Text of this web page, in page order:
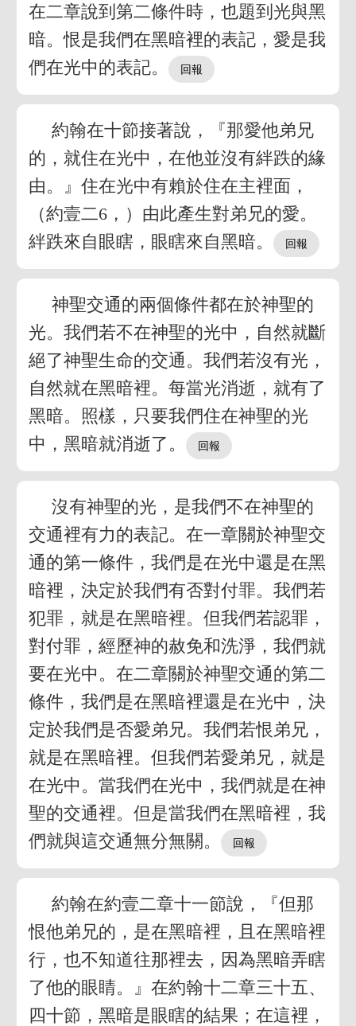
在二章說到第二條件時，也題到光與黑
暗。恨是我們在黑暗裡的表記，愛是我
們在光中的表記。
約翰在十節接著說，『那愛他弟兄
的，就住在光中，在他並沒有絆跌的緣
由。』住在光中有賴於住在主裡面，
（約壹二6，）由此產生對弟兄的愛。
絆跌來自眼瞎，眼瞎來自黑暗。
神聖交通的兩個條件都在於神聖的
光。我們若不在神聖的光中，自然就斷
絕了神聖生命的交通。我們若沒有光，
自然就在黑暗裡。每當光消逝，就有了
黑暗。照樣，只要我們住在神聖的光
中，黑暗就消逝了。
沒有神聖的光，是我們不在神聖的
交通裡有力的表記。在一章關於神聖交
通的第一條件，我們是在光中還是在黑
暗裡，決定於我們有否對付罪。我們若
犯罪，就是在黑暗裡。但我們若認罪，
對付罪，經歷神的赦免和洗淨，我們就
要在光中。在二章關於神聖交通的第二
條件，我們是在黑暗裡還是在光中，決
定於我們是否愛弟兄。我們若恨弟兄，
就是在黑暗裡。但我們若愛弟兄，就是
在光中。當我們在光中，我們就是在神
聖的交通裡。但是當我們在黑暗裡，我
們就與這交通無分無關。
約翰在約壹二章十一節說，『但那
恨他弟兄的，是在黑暗裡，且在黑暗裡
行，也不知道往那裡去，因為黑暗弄瞎
了他的眼睛。』在約翰十二章三十五、
四十節，黑暗是眼瞎的結果；在這裡，